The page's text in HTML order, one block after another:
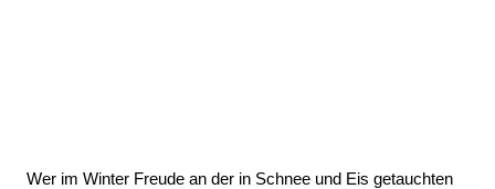
Wer im Winter Freude an der in Schnee und Eis getauchten